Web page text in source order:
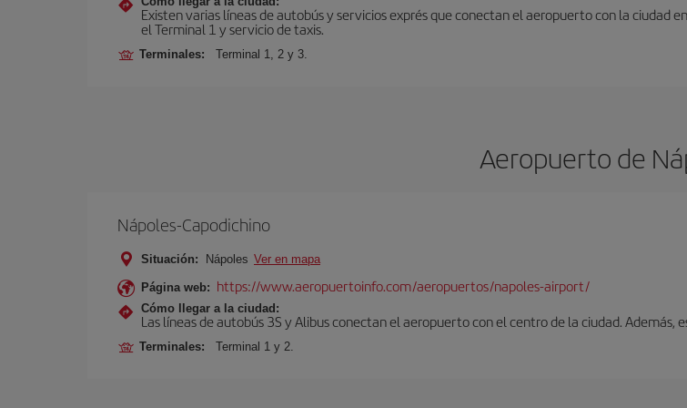
Existen varias líneas de autobús y servicios exprés que conectan el aeropuerto con la ciudad
el Terminal 1 y servicio de taxis.
Terminales: Terminal 1, 2 y 3.
Aeropuerto de
Nápoles-Capodichino
Situación: Nápoles Ver en mapa
Página web: https://www.aeropuertoinfo.com/aeropuertos/napoles-airport/
Cómo llegar a la ciudad:
Las líneas de autobús 3S y Alibus conectan el aeropuerto con el centro de la ciudad.
Terminales: Terminal 1 y 2.